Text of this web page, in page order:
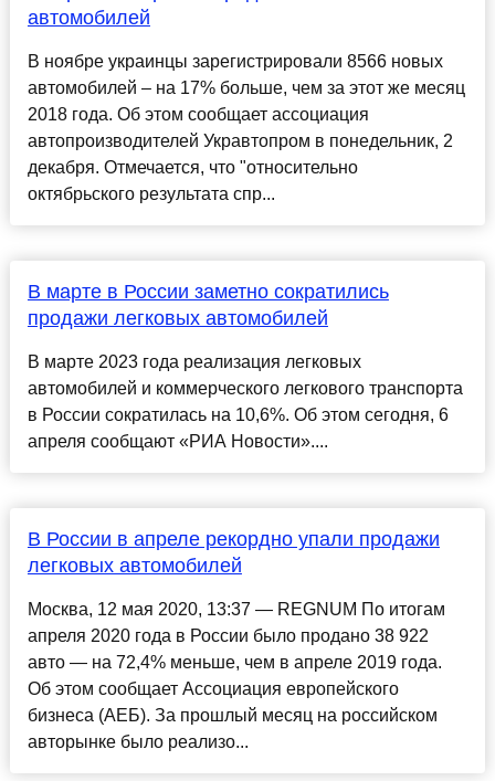
автомобилей
В ноябре украинцы зарегистрировали 8566 новых
автомобилей – на 17% больше, чем за этот же месяц
2018 года. Об этом сообщает ассоциация
автопроизводителей Укравтопром в понедельник, 2
декабря. Отмечается, что "относительно
октябрьского результата спр...
В марте в России заметно сократились
продажи легковых автомобилей
В марте 2023 года реализация легковых
автомобилей и коммерческого легкового транспорта
в России сократилась на 10,6%. Об этом сегодня, 6
апреля сообщают «РИА Новости»....
В России в апреле рекордно упали продажи
легковых автомобилей
Москва, 12 мая 2020, 13:37 — REGNUM По итогам
апреля 2020 года в России было продано 38 922
авто — на 72,4% меньше, чем в апреле 2019 года.
Об этом сообщает Ассоциация европейского
бизнеса (АЕБ). За прошлый месяц на российском
авторынке было реализо...